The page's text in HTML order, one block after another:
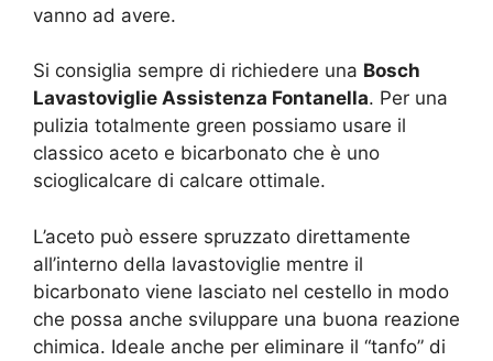
vanno ad avere.
Si consiglia sempre di richiedere una Bosch
Lavastoviglie Assistenza Fontanella. Per una
pulizia totalmente green possiamo usare il
classico aceto e bicarbonato che è uno
scioglicalcare di calcare ottimale.
L’aceto può essere spruzzato direttamente
all’interno della lavastoviglie mentre il
bicarbonato viene lasciato nel cestello in modo
che possa anche sviluppare una buona reazione
chimica. Ideale anche per eliminare il “tanfo” di